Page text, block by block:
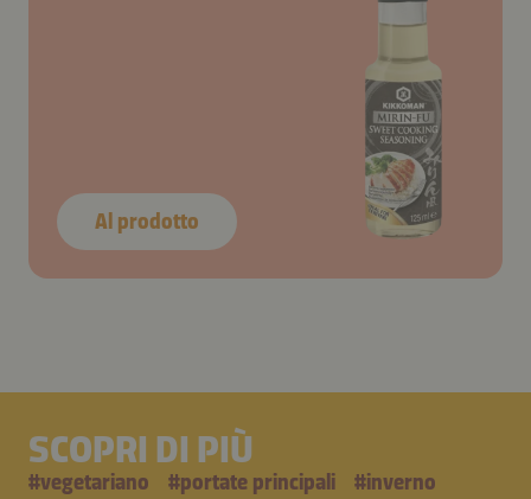
Al prodotto
SCOPRI DI PIÙ
#vegetariano #portate principali #inverno